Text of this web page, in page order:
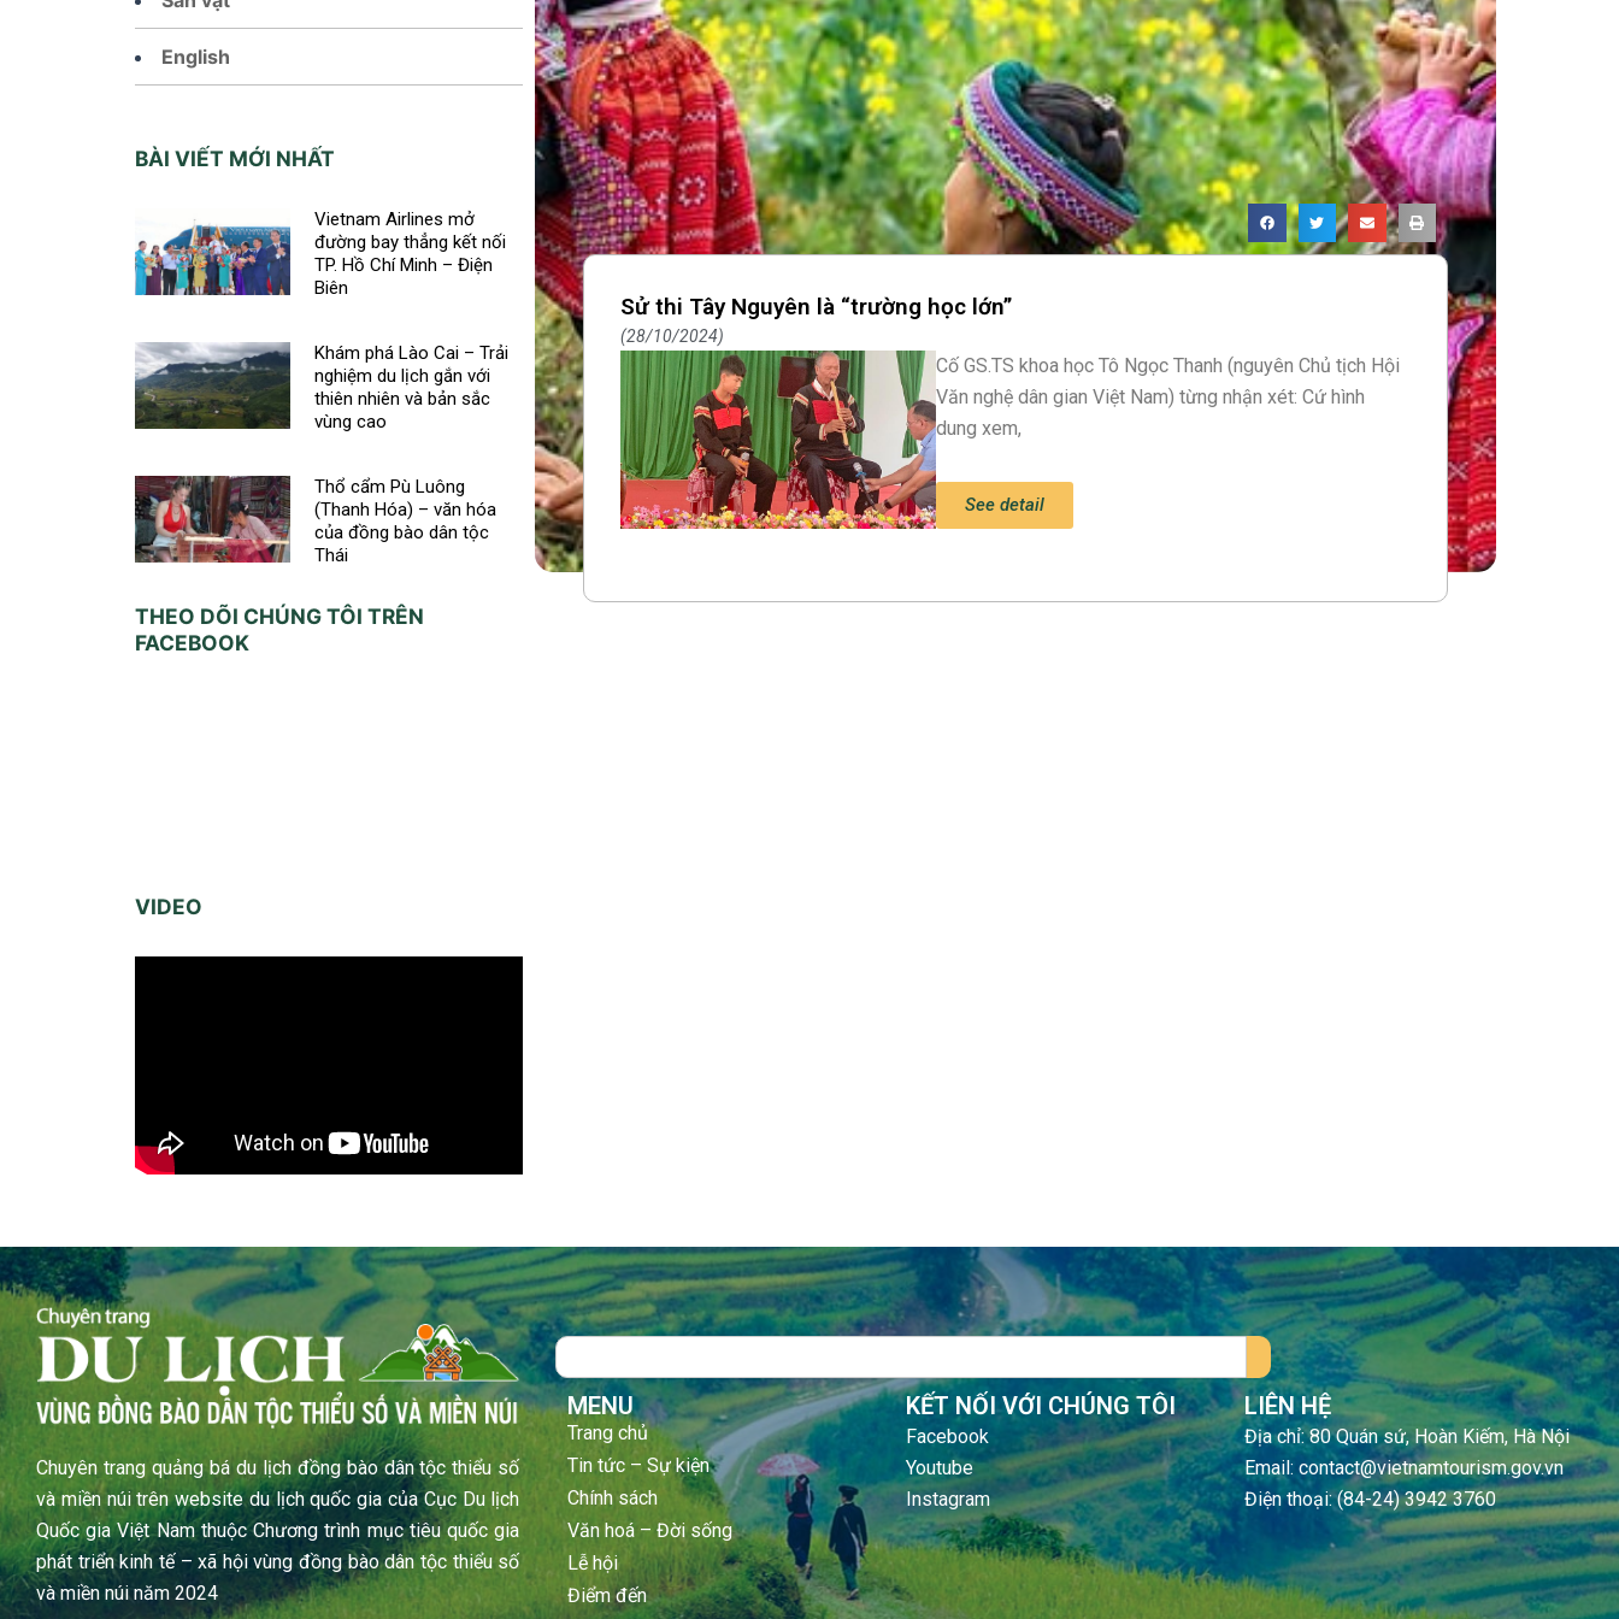
English
BÀI VIẾT MỚI NHẤT
Vietnam Airlines mở
đường bay thẳng kết nối
TP. Hồ Chí Minh – Điện
Biên
Khám phá Lào Cai – Trải
nghiệm du lịch gắn với
thiên nhiên và bản sắc
vùng cao
Thổ cẩm Pù Luông
(Thanh Hóa) – văn hóa
của đồng bào dân tộc
Thái
THEO DÕI CHÚNG TÔI TRÊN
FACEBOOK
VIDEO
Sử thi Tây Nguyên là “trường học lớn”
28/10/2024
Cố GS.TS khoa học Tô Ngọc Thanh (nguyên Chủ tịch Hội
Văn nghệ dân gian Việt Nam) từng nhận xét: Cứ hình
dung xem,
See detail
Chuyên trang quảng bá du lịch đồng bào dân tộc thiểu số
và miền núi trên website du lịch quốc gia của Cục Du lịch
Quốc gia Việt Nam thuộc Chương trình mục tiêu quốc gia
phát triển kinh tế – xã hội vùng đồng bào dân tộc thiểu số
và miền núi năm 2024
Search
MENU
Trang chủ
Tin tức – Sự kiện
Chính sách
Văn hoá – Đời sống
Lễ hội
Điểm đến
KẾT NỐI VỚI CHÚNG TÔI
Facebook
Youtube
Instagram
LIÊN HỆ
Địa chỉ: 80 Quán sứ, Hoàn Kiếm, Hà Nội
Email: contact@vietnamtourism.gov.vn
Điện thoại: (84-24) 3942 3760